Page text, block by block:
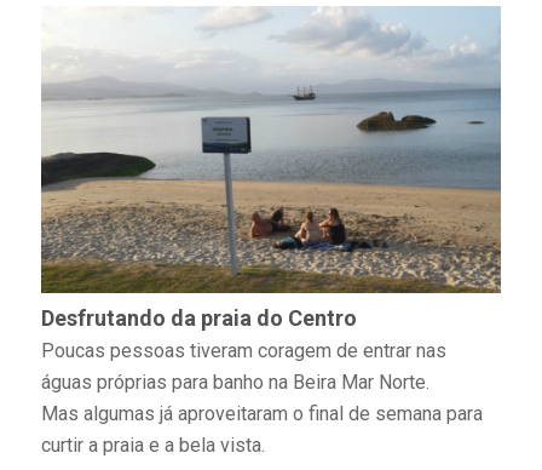
Desfrutando da praia do Centro
Poucas pessoas tiveram coragem de entrar nas
águas próprias para banho na Beira Mar Norte.
Mas algumas já aproveitaram o final de semana para
curtir a praia e a bela vista.